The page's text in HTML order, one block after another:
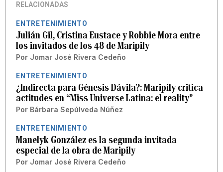
RELACIONADAS
ENTRETENIMIENTO
Julián Gil, Cristina Eustace y Robbie Mora entre
los invitados de los 48 de Maripily
Por Jomar José Rivera Cedeño
ENTRETENIMIENTO
¿Indirecta para Génesis Dávila?: Maripily critica
actitudes en “Miss Universe Latina: el reality”
Por Bárbara Sepúlveda Núñez
ENTRETENIMIENTO
Manelyk González es la segunda invitada
especial de la obra de Maripily
Por Jomar José Rivera Cedeño